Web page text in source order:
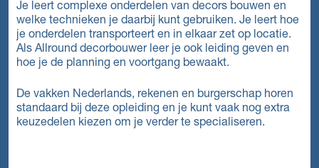
Je leert complexe onderdelen van decors bouwen en
welke technieken je daarbij kunt gebruiken. Je leert hoe
je onderdelen transporteert en in elkaar zet op locatie.
Als Allround decorbouwer leer je ook leiding geven en
hoe je de planning en voortgang bewaakt.
De vakken Nederlands, rekenen en burgerschap horen
standaard bij deze opleiding en je kunt vaak nog extra
keuzedelen kiezen om je verder te specialiseren.